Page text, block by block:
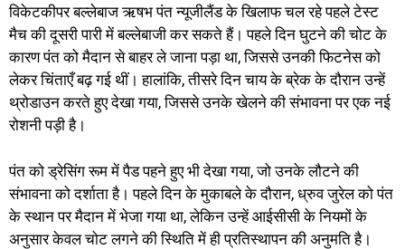
विकेटकीपर बल्लेबाज ऋषभ पंत न्यूजीलैंड के खिलाफ चल रहे पहले टेस्ट
मैच की दूसरी पारी में बल्लेबाजी कर सकते हैं। पहले दिन घुटने की चोट के
कारण पंत को मैदान से बाहर ले जाना पड़ा था, जिससे उनकी फिटनेस को
लेकर चिंताएँ बढ़ गई थीं। हालांकि, तीसरे दिन चाय के ब्रेक के दौरान उन्हें
थ्रोडाउन करते हुए देखा गया, जिससे उनके खेलने की संभावना पर एक नई
रोशनी पड़ी है।
पंत को ड्रेसिंग रूम में पैड पहने हुए भी देखा गया, जो उनके लौटने की
संभावना को दर्शाता है। पहले दिन के मुकाबले के दौरान, ध्रुव जुरेल को पंत
के स्थान पर मैदान में भेजा गया था, लेकिन उन्हें आईसीसी के नियमों के
अनुसार केवल चोट लगने की स्थिति में ही प्रतिस्थापन की अनुमति है।